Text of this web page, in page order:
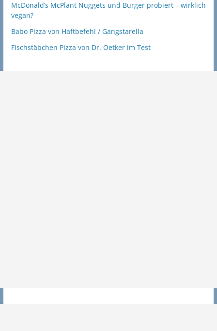
McDonald’s McPlant Nuggets und Burger probiert – wirklich
vegan?
Babo Pizza von Haftbefehl / Gangstarella
Fischstäbchen Pizza von Dr. Oetker im Test